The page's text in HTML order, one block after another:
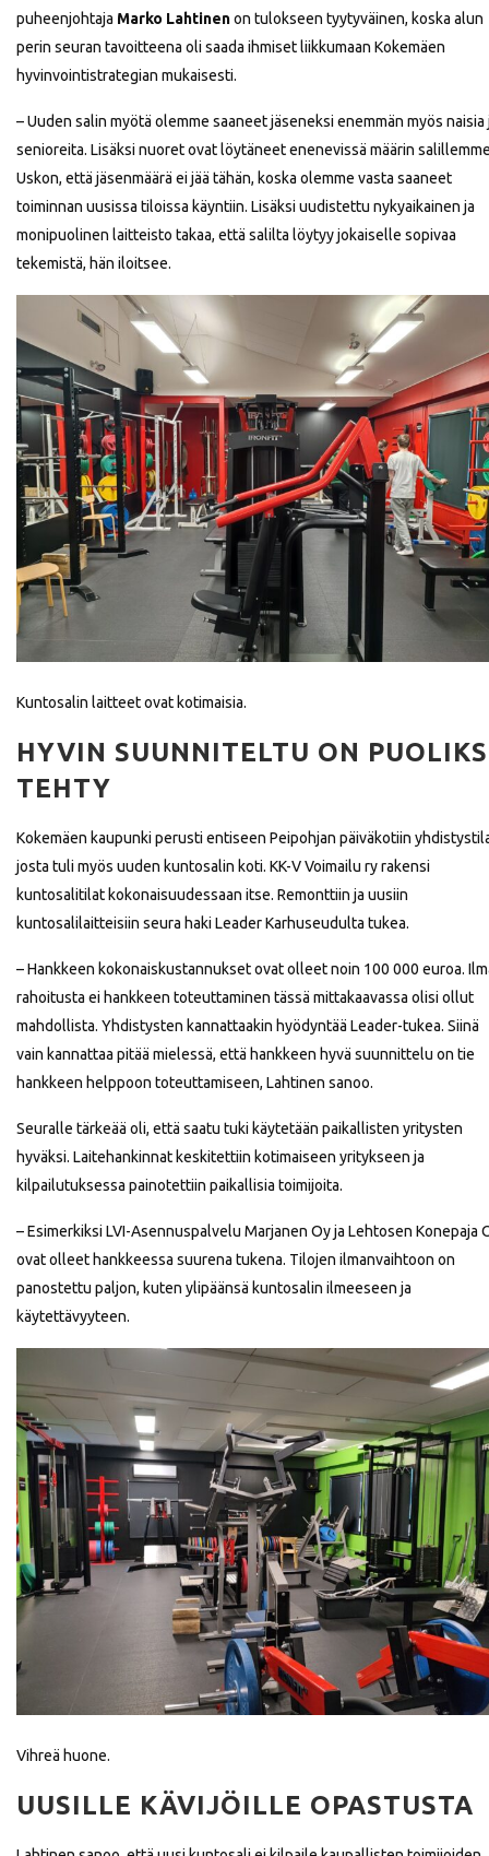
puheenjohtaja Marko Lahtinenon tulokseen tyytyväinen, koska alun
perin seuran tavoitteena oli saada ihmiset liikkumaan Kokemäen
hyvinvointistrategian mukaisesti.
– Uuden salin myötä olemme saaneet jäseneksi enemmän myös naisia
senioreita. Lisäksi nuoret ovat löytäneet enenevissä määrin
Uskon, että jäsenmäärä ei jää tähän, koska olemme vasta saaneet
toiminnan uusissa tiloissa käyntiin. Lisäksi uudistettu nykyaikainen ja
monipuolinen laitteisto takaa, että salilta löytyy jokaiselle sopivaa
tekemistä, hän iloitsee.
Kuntosalin laitteet ovat kotimaisia.
HYVIN SUUNNITELTU ON
TEHTY
Kokemäen kaupunki perusti entiseen Peipohjan päiväkotiin
josta tuli myös uuden kuntosalin koti. KK-V Voimailu ry rakensi
kuntosalitilat kokonaisuudessaan itse. Remonttiin ja uusiin
kuntosalilaitteisiin seura haki Leader Karhuseudulta tukea.
– Hankkeen kokonaiskustannukset ovat olleet noin 100 000 euroa.
rahoitusta ei hankkeen toteuttaminen tässä mittakaavassa olisi ollut
mahdollista. Yhdistysten kannattaakin hyödyntää Leader-tukea. Siinä
vain kannattaa pitää mielessä, että hankkeen hyvä suunnittelu on tie
hankkeen helppoon toteuttamiseen, Lahtinen sanoo.
Seuralle tärkeää oli, että saatu tuki käytetään paikallisten yritysten
hyväksi. Laitehankinnat keskitettiin kotimaiseen yritykseen ja
kilpailutuksessa painotettiin paikallisia toimijoita.
– Esimerkiksi LVI-Asennuspalvelu Marjanen Oy ja Lehtosen Konepaja
ovat olleet hankkeessa suurena tukena. Tilojen ilmanvaihtoon on
panostettu paljon, kuten ylipäänsä kuntosalin ilmeeseen ja
käytettävyyteen.
Vihreä huone.
UUSILLE KÄVIJÖILLE OPASTUSTA